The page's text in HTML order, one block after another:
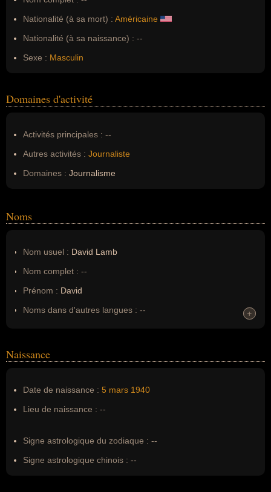
Nationalité (à sa mort) : Américaine
Nationalité (à sa naissance) : --
Sexe : Masculin
Domaines d'activité
Activités principales : --
Autres activités : Journaliste
Domaines : Journalisme
Noms
Nom usuel : David Lamb
Nom complet : --
Prénom : David
Noms dans d'autres langues : --
Nom de famille :Lamb
+
+
Naissance
Date de naissance : 5 mars 1940
Lieu de naissance : --
Signe astrologique du zodiaque : --
Signe astrologique chinois : --